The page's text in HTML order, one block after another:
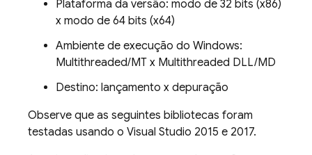
Plataforma da versão: modo de 32 bits (x86)
x modo de 64 bits (x64)
Ambiente de execução do Windows:
Multithreaded/MT x Multithreaded DLL/MD
Destino: lançamento x depuração
Observe que as seguintes bibliotecas foram
testadas usando o Visual Studio 2015 e 2017.